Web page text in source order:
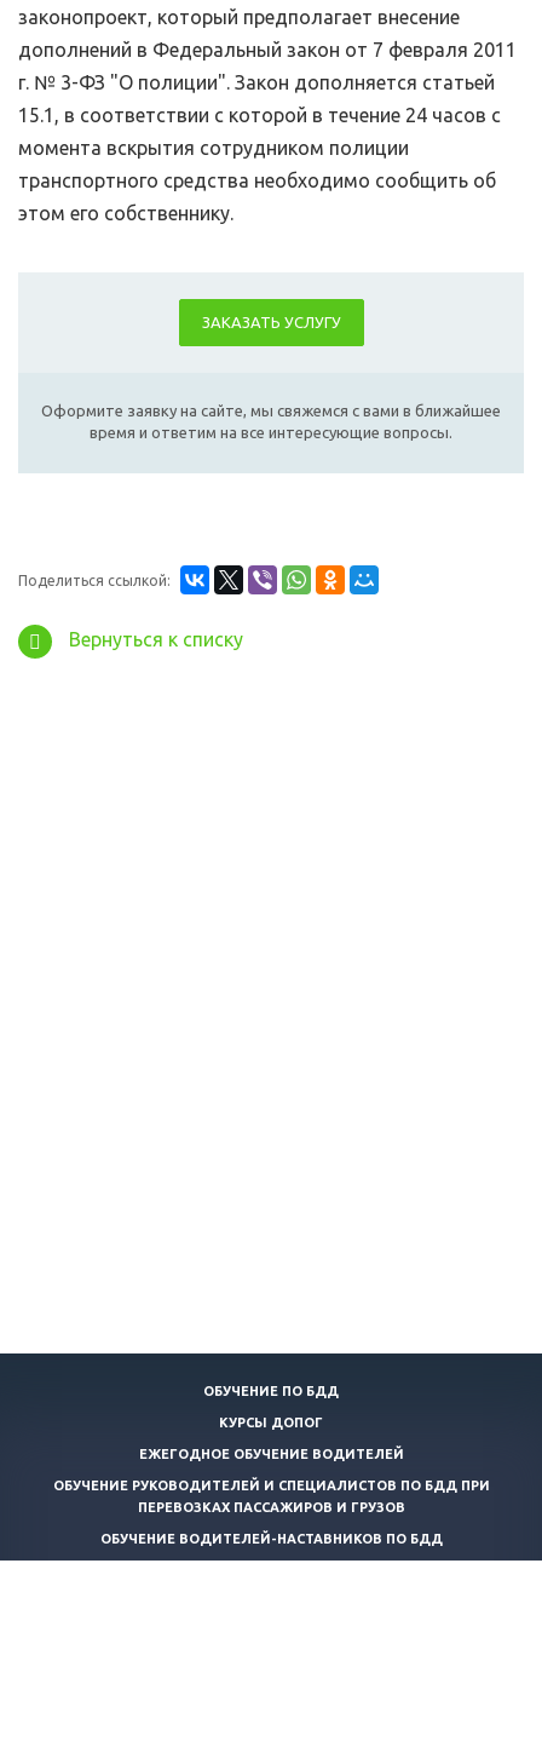
законопроект, который предполагает внесение
дополнений в Федеральный закон от 7 февраля 2011
г. № 3-ФЗ "О полиции". Закон дополняется статьей
15.1, в соответствии с которой в течение 24 часов с
момента вскрытия сотрудником полиции
транспортного средства необходимо сообщить об
этом его собственнику.
ЗАКАЗАТЬ УСЛУГУ
Оформите заявку на сайте, мы свяжемся с вами в ближайшее
время и ответим на все интересующие вопросы.
Поделиться ссылкой:
Вернуться к списку
ОБУЧЕНИЕ ПО БДД
КУРСЫ ДОПОГ
ЕЖЕГОДНОЕ ОБУЧЕНИЕ ВОДИТЕЛЕЙ
ОБУЧЕНИЕ РУКОВОДИТЕЛЕЙ И СПЕЦИАЛИСТОВ ПО БДД ПРИ
ПЕРЕВОЗКАХ ПАССАЖИРОВ И ГРУЗОВ
ОБУЧЕНИЕ ВОДИТЕЛЕЙ-НАСТАВНИКОВ ПО БДД